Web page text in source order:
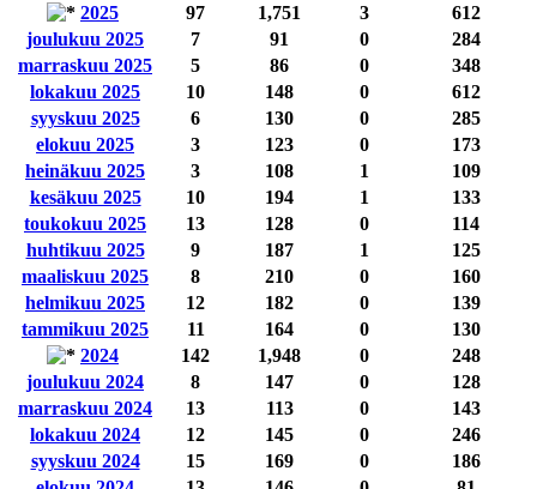
2025
97 1,751 3
612
joulukuu 2025
7 91 0
284
marraskuu 2025
5 86 0
348
lokakuu 2025
10 148 0
612
syyskuu 2025
6 130 0
285
elokuu 2025
3 123 0
173
heinäkuu 2025
3 108 1
109
kesäkuu 2025
10 194 1
133
toukokuu 2025
13 128 0
114
huhtikuu 2025
9 187 1
125
maaliskuu 2025
8 210 0
160
helmikuu 2025
12 182 0
139
tammikuu 2025
11 164 0
130
2024
142 1,948 0
248
joulukuu 2024
8 147 0
128
marraskuu 2024
13 113 0
143
lokakuu 2024
12 145 0
246
syyskuu 2024
15 169 0
186